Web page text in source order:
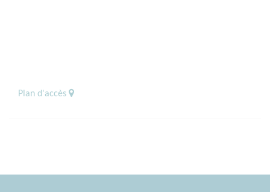
Plan d'accès